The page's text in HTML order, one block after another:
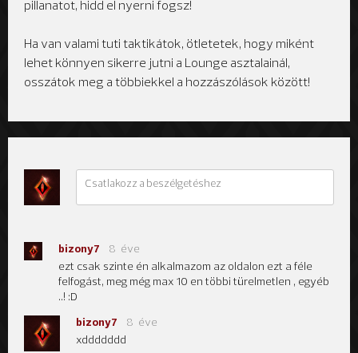
pillanatot, hidd el nyerni fogsz!
Ha van valami tuti taktikátok, ötletetek, hogy miként
lehet könnyen sikerre jutni a Lounge asztalainál,
osszátok meg a többiekkel a hozzászólások között!
bizony7
8 éve
ezt csak szinte én alkalmazom az oldalon ezt a féle
felfogást, meg még max 10 en többi türelmetlen , egyéb
..! :D
bizony7
8 éve
xddddddd